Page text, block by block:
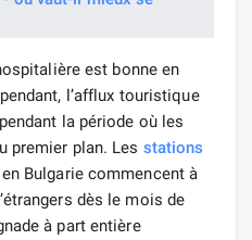
est bonne en
l’afflux touristique
la période où les
premier plan. Les stations
Bulgarie commencent à
dès le mois de
à part entière